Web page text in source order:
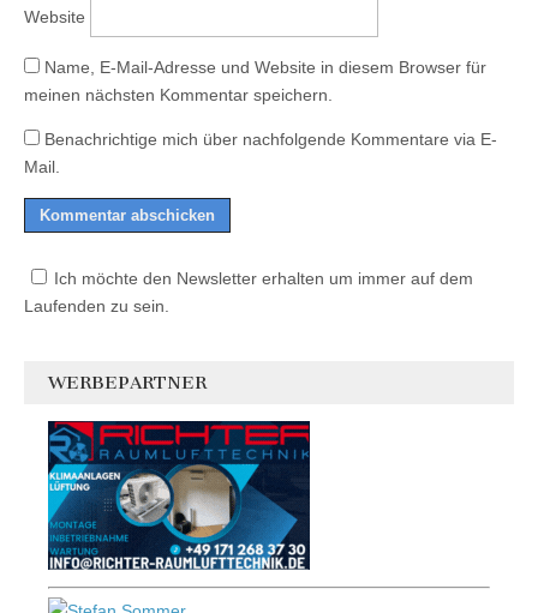
Website
Name, E-Mail-Adresse und Website in diesem Browser für
meinen nächsten Kommentar speichern.
Benachrichtige mich über nachfolgende Kommentare via E-
Mail.
Ich möchte den Newsletter erhalten um immer auf dem
Laufenden zu sein.
WERBEPARTNER